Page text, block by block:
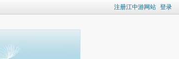
注册江中游网站 登录